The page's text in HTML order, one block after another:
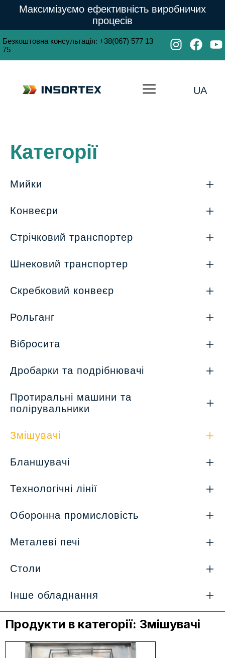
Максимізуємо ефективність виробничих
процесів
Безкоштовна консультація: +38(067) 577 13
75
UA
Категорії
Мийки
Конвеєри
Стрічковий транспортер
Шнековий транспортер
Скребковий конвеєр
Рольганг
Вібросита
Дробарки та подрібнювачі
Протиральні машини та
полірувальники
Змішувачі
Бланшувачі
Технологічні лінії
Оборонна промисловість
Металеві печі
Столи
Інше обладнання
Продукти в категорії: Змішувачі